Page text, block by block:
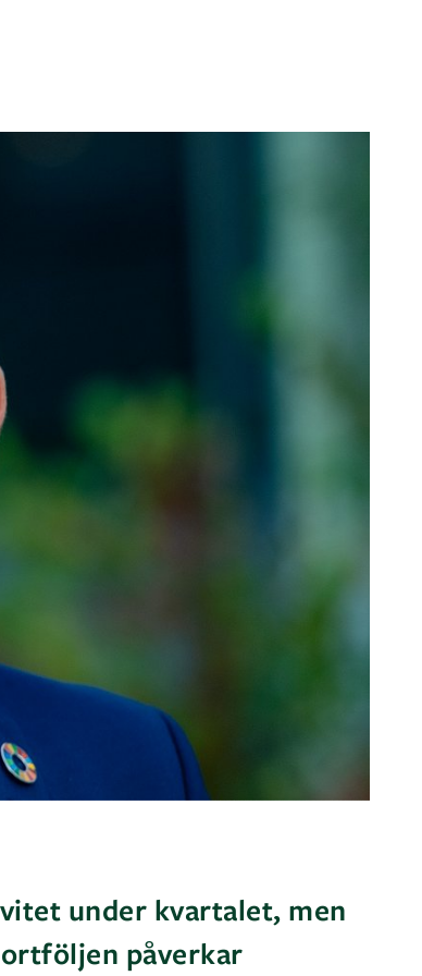
under kvartalet, men
påverkar